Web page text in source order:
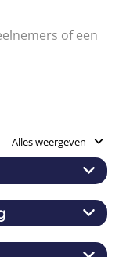
of een
Alles weergeven
in
Barcelona,
cruise, fun op